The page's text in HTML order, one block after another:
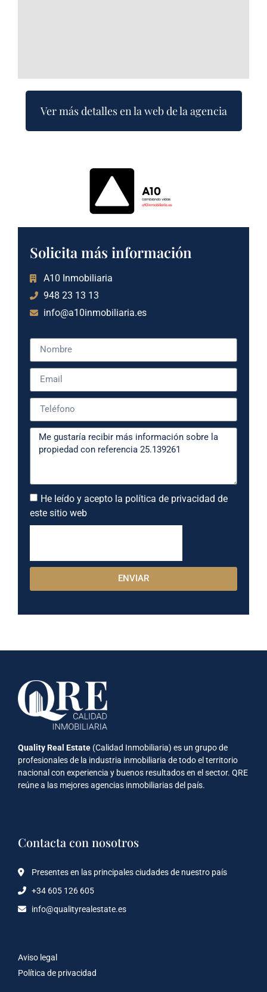
Ver más detalles en la web de la agencia
Solicita más información
A10 Inmobiliaria
948 23 13 13
info@a10inmobiliaria.es
He leído y acepto la política de privacidad de
este sitio web
ENVIAR
Quality Real Estate (Calidad Inmobiliaria) es un grupo de
profesionales de la industria inmobiliaria de todo el territorio
nacional con experiencia y buenos resultados en el sector. QRE
reúne a las mejores agencias inmobiliarias del país.
Contacta con nosotros
Presentes en las principales ciudades de nuestro país
+34 605 126 605
info@qualityrealestate.es
Aviso legal
Política de privacidad